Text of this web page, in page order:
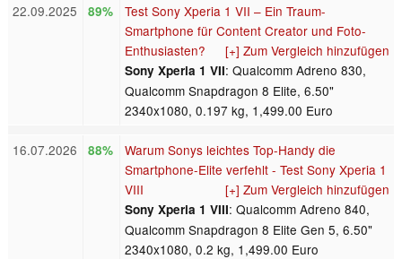
22.09.2025 89%
Test Sony Xperia 1 VII – Ein Traum-
Smartphone für Content Creator und Foto-
Enthusiasten?
[+] Zum Vergleich hinzufügen
Sony Xperia 1 VII: Qualcomm Adreno 830,
Qualcomm Snapdragon 8 Elite, 6.50"
2340x1080, 0.197 kg, 1,499.00 Euro
16.07.2026 88%
Warum Sonys leichtes Top-Handy die
Smartphone-Elite verfehlt - Test Sony Xperia 1
VIII
[+] Zum Vergleich hinzufügen
Sony Xperia 1 VIII: Qualcomm Adreno 840,
Qualcomm Snapdragon 8 Elite Gen 5, 6.50"
2340x1080, 0.2 kg, 1,499.00 Euro